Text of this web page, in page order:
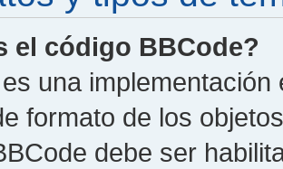
el código BBCode?
una
formato de los
debe ser